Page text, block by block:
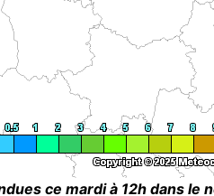
ce mardi à 12h dans le